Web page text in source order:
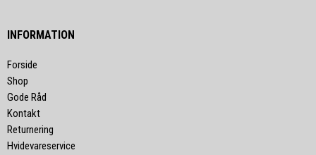
INFORMATION
Forside
Shop
Gode Råd
Kontakt
Returnering
Hvidevareservice